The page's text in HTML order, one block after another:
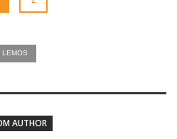
LEMOS
AUTHOR